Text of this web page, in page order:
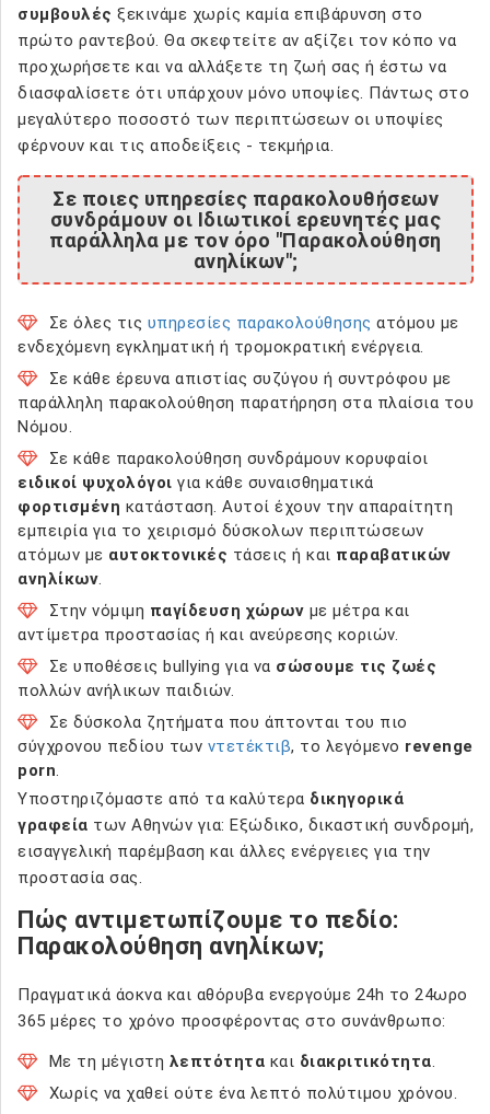
συμβουλές ξεκινάμε χωρίς καμία επιβάρυνση στο
πρώτο ραντεβού. Θα σκεφτείτε αν αξίζει τον κόπο να
προχωρήσετε και να αλλάξετε τη ζωή σας ή έστω να
διασφαλίσετε ότι υπάρχουν μόνο υποψίες. Πάντως στο
μεγαλύτερο ποσοστό των περιπτώσεων οι υποψίες
φέρνουν και τις αποδείξεις - τεκμήρια.
Σε ποιες υπηρεσίες παρακολουθήσεων
συνδράμουν οι Ιδιωτικοί ερευνητές μας
παράλληλα με τον όρο "Παρακολούθηση
ανηλίκων";
Σε όλες τις υπηρεσίες παρακολούθησης ατόμου με
ενδεχόμενη εγκληματική ή τρομοκρατική ενέργεια.
Σε κάθε έρευνα απιστίας συζύγου ή συντρόφου με
παράλληλη παρακολούθηση παρατήρηση στα πλαίσια του
Νόμου.
Σε κάθε παρακολούθηση συνδράμουν κορυφαίοι
ειδικοί ψυχολόγοι για κάθε συναισθηματικά
φορτισμένη κατάσταση. Αυτοί έχουν την απαραίτητη
εμπειρία για το χειρισμό δύσκολων περιπτώσεων
ατόμων με αυτοκτονικές τάσεις ή και παραβατικών
ανηλίκων.
Στην νόμιμη παγίδευση χώρων με μέτρα και
αντίμετρα προστασίας ή και ανεύρεσης κοριών.
Σε υποθέσεις bullying για να σώσουμε τις ζωές
πολλών ανήλικων παιδιών.
Σε δύσκολα ζητήματα που άπτονται του πιο
σύγχρονου πεδίου των ντετέκτιβ, το λεγόμενο revenge
porn.
Υποστηριζόμαστε από τα καλύτερα δικηγορικά
γραφεία των Αθηνών για: Εξώδικο, δικαστική συνδρομή,
εισαγγελική παρέμβαση και άλλες ενέργειες για την
προστασία σας.
Πώς αντιμετωπίζουμε το πεδίο:
Παρακολούθηση ανηλίκων;
Πραγματικά άοκνα και αθόρυβα ενεργούμε 24h το 24ωρο
365 μέρες το χρόνο προσφέροντας στο συνάνθρωπο:
Με τη μέγιστη λεπτότητα και διακριτικότητα.
Χωρίς να χαθεί ούτε ένα λεπτό πολύτιμου χρόνου.